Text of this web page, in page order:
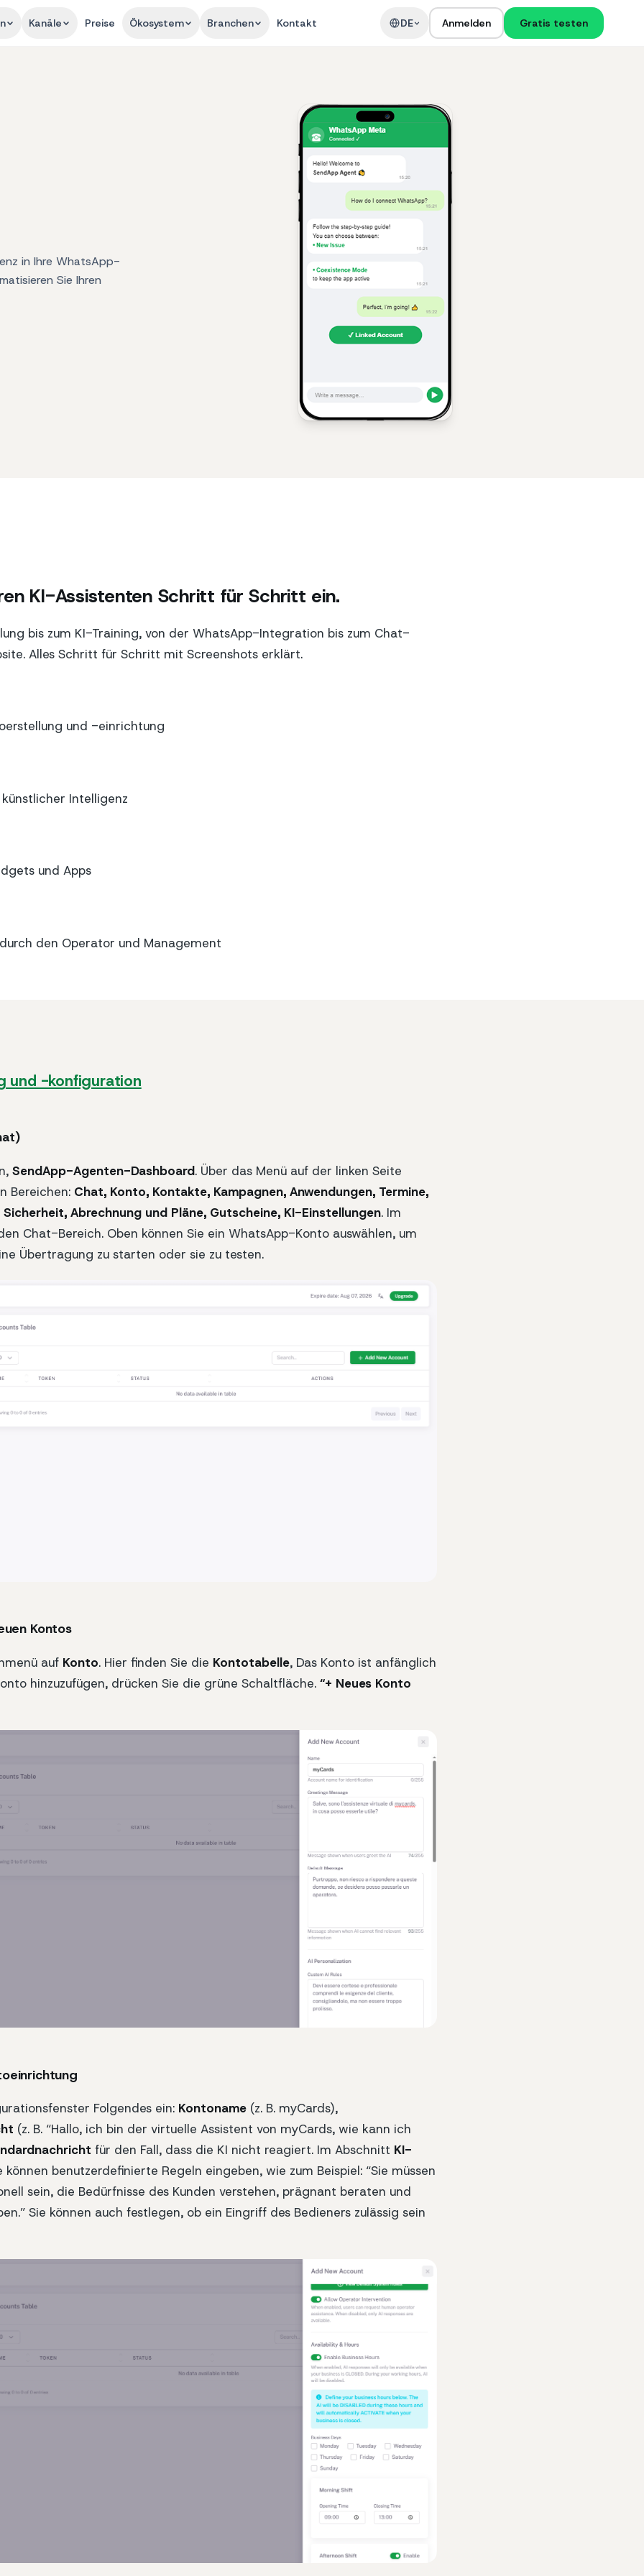
Kanäle Preise Ökosystem Branchen Kontakt DE Anmelden Gratis testen
in Ihre WhatsApp-
Sie Ihren
KI-Assistenten Schritt für Schritt ein.
bis zum KI-Training, von der WhatsApp-Integration bis zum Chat-
Alles Schritt für Schritt mit Screenshots erklärt.
und -einrichtung
Intelligenz
und Apps
den Operator und Management
und -konfiguration
SendApp-Agenten-Dashboard. Über das Menü auf der linken Seite
Bereichen: Chat, Konto, Kontakte, Kampagnen, Anwendungen, Termine,
Sicherheit, Abrechnung und Pläne, Gutscheine, KI-Einstellungen. Im
Chat-Bereich. Oben können Sie ein WhatsApp-Konto auswählen, um
Übertragung zu starten oder sie zu testen.
Kontos
auf Konto. Hier finden Sie die Kontotabelle, Das Konto ist anfänglich
hinzuzufügen, drücken Sie die grüne Schaltfläche. “+ Neues Konto
Folgendes ein: Kontoname (z. B. myCards),
(z. B. “Hallo, ich bin der virtuelle Assistent von myCards, wie kann ich
für den Fall, dass die KI nicht reagiert. Im Abschnitt KI-
können benutzerdefinierte Regeln eingeben, wie zum Beispiel: “Sie müssen
sein, die Bedürfnisse des Kunden verstehen, prägnant beraten und
Sie können auch festlegen, ob ein Eingriff des Bedieners zulässig sein